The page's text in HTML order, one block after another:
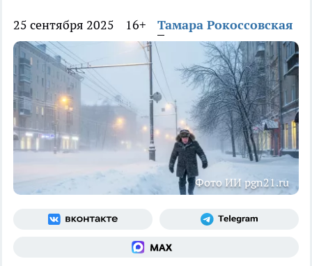
25 сентября 2025 16+ Тамара Рокоссовская
Фото ИИ pgn21.ru